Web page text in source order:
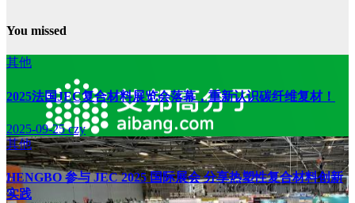
You missed
其他
2025法国JEC复合材料展览会落幕，重新认识碳纤维复材！
2025-09-25czy
其他
HENGBO 参与 JEC 2025 国际展会 分享热塑性复合材料创新
实践